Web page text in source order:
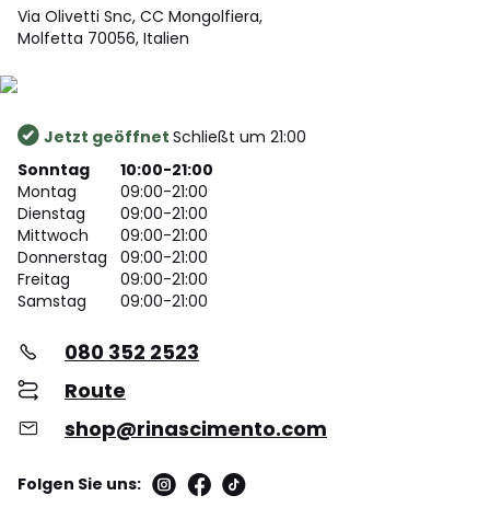
Via Olivetti Snc, CC Mongolfiera,
Molfetta 70056, Italien
Jetzt geöffnet Schließt um 21:00
Sonntag
10:00-21:00
Montag
09:00-21:00
Dienstag
09:00-21:00
Mittwoch
09:00-21:00
Donnerstag
09:00-21:00
Freitag
09:00-21:00
Samstag
09:00-21:00
080 352 2523
Route
shop@rinascimento.com
Folgen Sie uns: